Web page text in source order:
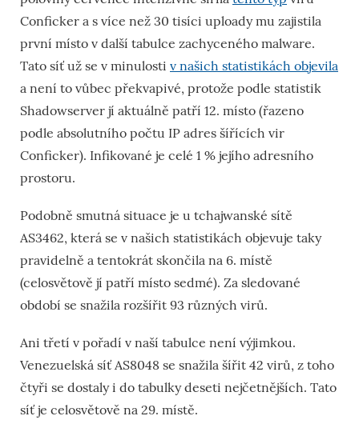
Conficker a s více než 30 tisíci uploady mu zajistila
první místo v další tabulce zachyceného malware.
Tato síť už se v minulosti v našich statistikách objevila
a není to vůbec překvapivé, protože podle statistik
Shadowserver jí aktuálně patří 12. místo (řazeno
podle absolutního počtu IP adres šířících vir
Conficker). Infikované je celé 1 % jejího adresního
prostoru.
Podobně smutná situace je u tchajwanské sítě
AS3462, která se v našich statistikách objevuje taky
pravidelně a tentokrát skončila na 6. místě
(celosvětově jí patří místo sedmé). Za sledované
období se snažila rozšířit 93 různých virů.
Ani třetí v pořadí v naší tabulce není výjimkou.
Venezuelská síť AS8048 se snažila šířit 42 virů, z toho
čtyři se dostaly i do tabulky deseti nejčetnějších. Tato
síť je celosvětově na 29. místě.